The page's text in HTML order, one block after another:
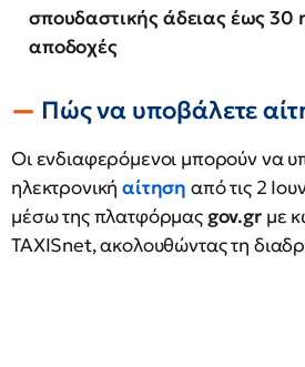
σπουδαστικής άδειας έως 30
αποδοχές
Πώς να υποβάλετε
Οι ενδιαφερόμενοι μπορούν να
ηλεκτρονικήαίτηση από τις 2
μέσω της πλατφόρμας gov.grμε
TAXISnet, ακολουθώντας τη